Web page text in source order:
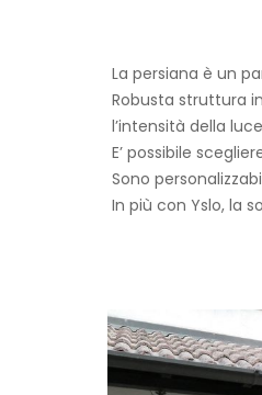
La persiana è un
Robusta struttura
l’intensità della
E’ possibile
Sono
In più con Yslo, la